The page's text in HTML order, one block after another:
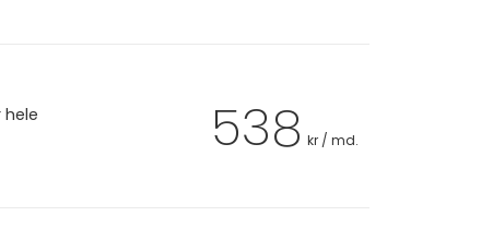
538 kr / md.